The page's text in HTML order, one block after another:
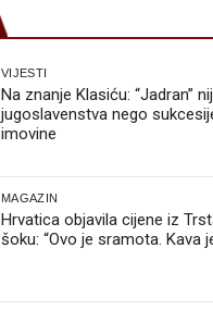
VIJESTI
Na znanje Klasiću: “Jadran”
jugoslavenstva nego
imovine
MAGAZIN
Hrvatica objavila cijene iz
šoku: “Ovo je sramota. Kava